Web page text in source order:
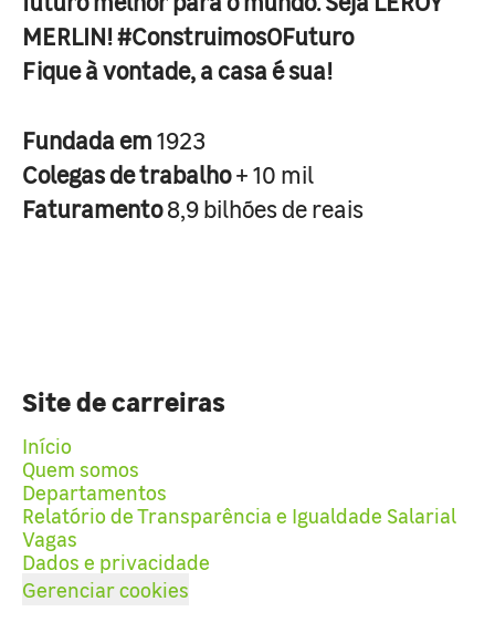
MERLIN! #ConstruimosOFuturo
Fique à vontade, a casa é sua!
Fundada em1923
Colegas de trabalho+ 10 mil
Faturamento8,9 bilhões de reais
Site de carreiras
Início
Quem somos
Departamentos
Relatório de Transparência e Igualdade Salarial
Vagas
Dados e privacidade
Gerenciar cookies